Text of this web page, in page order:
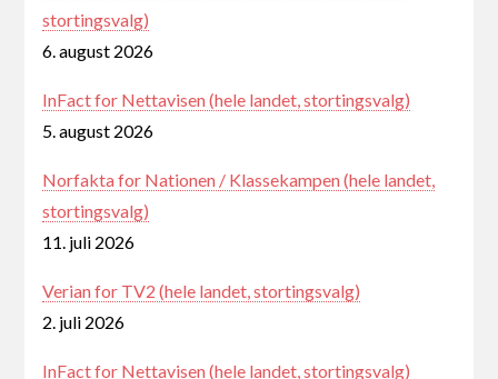
stortingsvalg)
6. august 2026
InFact for Nettavisen (hele landet, stortingsvalg)
5. august 2026
Norfakta for Nationen / Klassekampen (hele landet,
stortingsvalg)
11. juli 2026
Verian for TV2 (hele landet, stortingsvalg)
2. juli 2026
InFact for Nettavisen (hele landet, stortingsvalg)